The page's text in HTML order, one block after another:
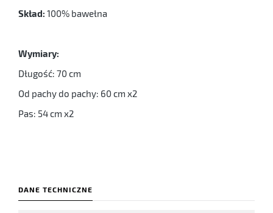
Skład: 100% bawełna
Wymiary:
Długość: 70 cm
Od pachy do pachy: 60 cm x2
Pas: 54 cm x2
DANE TECHNICZNE